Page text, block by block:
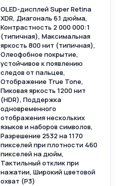
OLED-дисплей Super Retina
XDR, Диагональ 6.1 дюйма,
Контрастность 2 000 000:1
(типичная), Максимальная
яркость 800 нит (типичная),
Олеофобное покрытие,
устойчивое к появлению
следов от пальцев,
Отображение True Tone,
Пиковая яркость 1200 нит
(HDR), Поддержка
одновременного
отображения нескольких
языков и наборов символов,
Разрешение 2532 на 1170
пикселей при плотности 460
пикселей на дюйм,
Тактильный отклик при
нажатии, Широкий цветовой
охват (P3)